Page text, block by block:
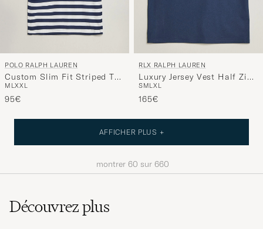
POLO RALPH LAUREN
Custom Slim Fit Striped T-
Shirt Newport Navy
M LXXL
95€
RLX RALPH LAUREN
Luxury Jersey Vest Half Zip
Spring Navy Heather
SMLXL
165€
AFFICHER PLUS +
montrer 60 sur 660
Découvrez plus